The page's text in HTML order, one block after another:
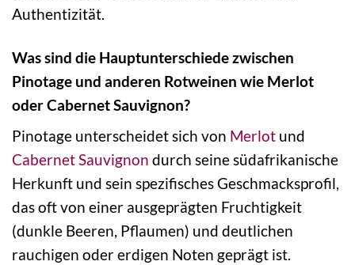
Authentizität.
Was sind die Hauptunterschiede zwischen
Pinotage und anderen Rotweinen wie Merlot
oder Cabernet Sauvignon?
Pinotage unterscheidet sich von Merlot und
Cabernet Sauvignon durch seine südafrikanische
Herkunft und sein spezifisches Geschmacksprofil,
das oft von einer ausgeprägten Fruchtigkeit
(dunkle Beeren, Pflaumen) und deutlichen
rauchigen oder erdigen Noten geprägt ist.